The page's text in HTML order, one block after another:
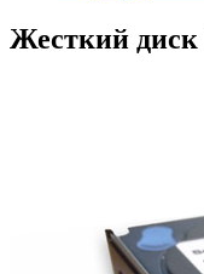
Жесткий диск